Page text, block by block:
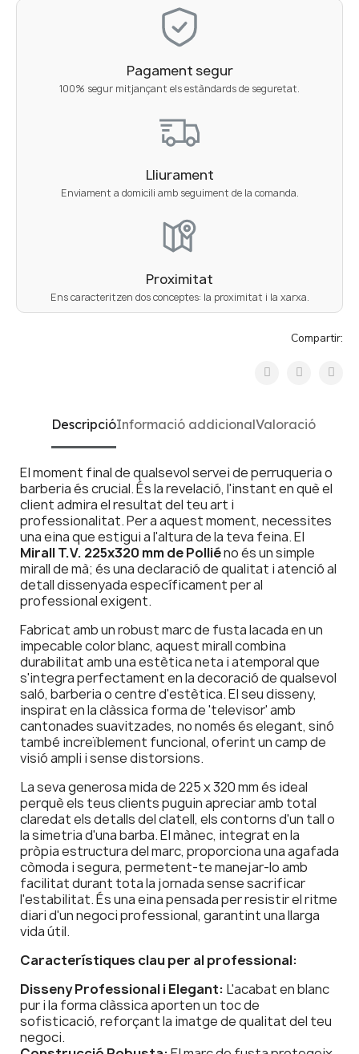
Pagament segur
100% segur mitjançant els estàndards de seguretat.
Lliurament
Enviament a domicili amb seguiment de la comanda.
Proximitat
Ens caracteritzen dos conceptes: la proximitat i la xarxa.
Compartir:
DescripcióInformació addicionalValoració
El moment final de qualsevol servei de perruqueria o
barberia és crucial. És la revelació, l'instant en què el
client admira el resultat del teu art i
professionalitat. Per a aquest moment, necessites
una eina que estigui a l'altura de la teva feina. El
Mirall T.V. 225x320 mm de Polliéno és un simple
mirall de mà; és una declaració de qualitat i atenció al
detall dissenyada específicament per al
professional exigent.
Fabricat amb un robust marc de fusta lacada en un
impecable color blanc, aquest mirall combina
durabilitat amb una estètica neta i atemporal que
s'integra perfectament en la decoració de qualsevol
saló, barberia o centre d'estètica. El seu disseny,
inspirat en la clàssica forma de 'televisor' amb
cantonades suavitzades, no només és elegant, sinó
també increïblement funcional, oferint un camp de
visió ampli i sense distorsions.
La seva generosa mida de 225 x 320 mm és ideal
perquè els teus clients puguin apreciar amb total
claredat els detalls del clatell, els contorns d'un tall o
la simetria d'una barba. El mànec, integrat en la
pròpia estructura del marc, proporciona una agafada
còmoda i segura, permetent-te manejar-lo amb
facilitat durant tota la jornada sense sacrificar
l'estabilitat. És una eina pensada per resistir el ritme
diari d'un negoci professional, garantint una llarga
vida útil.
Característiques clau per al professional:
Disseny Professional i Elegant: L'acabat en blanc
pur i la forma clàssica aporten un toc de
sofisticació, reforçant la imatge de qualitat del teu
negoci.